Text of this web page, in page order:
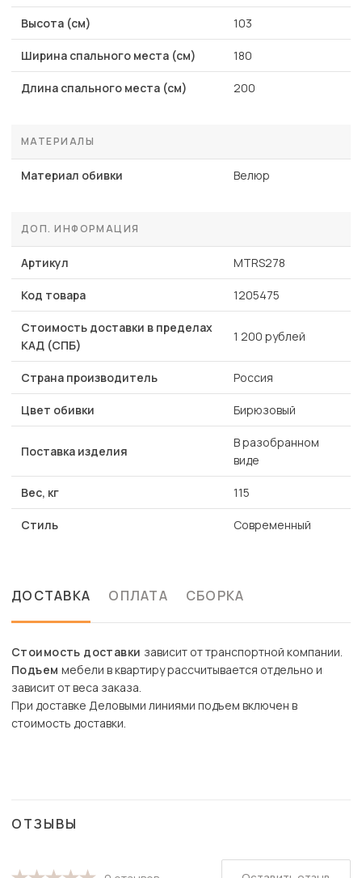
Высота (см) 103
Ширина спального места (см) 180
Длина спального места (см) 200
МАТЕРИАЛЫ
Материал обивки Велюр
ДОП. ИНФОРМАЦИЯ
Артикул MTRS278
Код товара 1205475
Стоимость доставки в пределах
КАД (СПБ)
1 200 рублей
Страна производитель Россия
Цвет обивки Бирюзовый
Поставка изделия
В разобранном
виде
Вес, кг 115
Стиль Современный
ДОСТАВКА ОПЛАТА СБОРКА
Стоимость доставки зависит от транспортной компании.
Подъем мебели в квартиру рассчитывается отдельно и
зависит от веса заказа.
При доставке Деловыми линиями подъем включен в
стоимость доставки.
ОТЗЫВЫ